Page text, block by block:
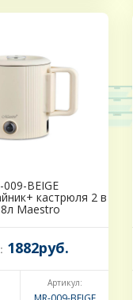
009-BEIGE
кастрюля 2 в
Maestro
1882руб.
Артикул: